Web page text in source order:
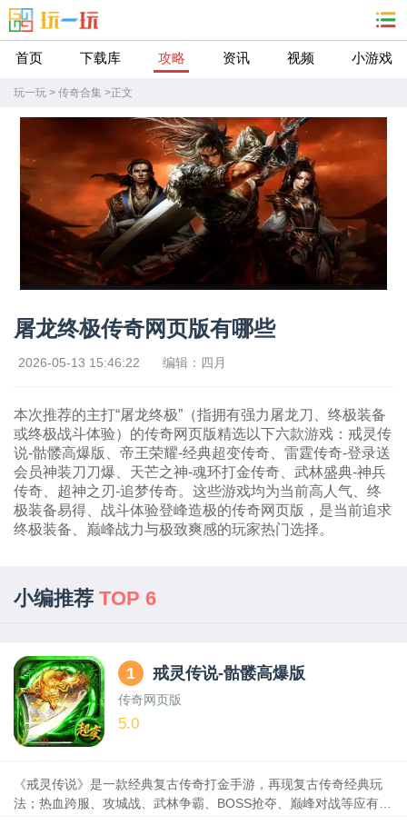
首页 下载库 攻略 资讯 视频 小游戏
玩一玩 > 传奇合集 >正文
屠龙终极传奇网页版有哪些
2026-05-13 15:46:22 编辑：四月
本次推荐的主打“屠龙终极”（指拥有强力屠龙刀、终极装备
或终极战斗体验）的传奇网页版精选以下六款游戏：戒灵传
说-骷髅高爆版、帝王荣耀-经典超变传奇、雷霆传奇-登录送
会员神装刀刀爆、天芒之神-魂环打金传奇、武林盛典-神兵
传奇、超神之刃-追梦传奇。这些游戏均为当前高人气、终
极装备易得、战斗体验登峰造极的传奇网页版，是当前追求
终极装备、巅峰战力与极致爽感的玩家热门选择。
小编推荐 TOP 6
1 戒灵传说-骷髅高爆版
传奇网页版
5.0
《戒灵传说》是一款经典复古传奇打金手游，再现复古传奇经典玩
法；热血跨服、攻城战、武林争霸、BOSS抢夺、巅峰对战等应有尽